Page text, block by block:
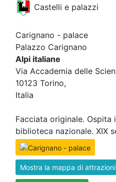
Castelli e palazzi
Carignano - palace
Palazzo Carignano
Alpi italiane
Via Accademia delle
10123 Torino,
Italia
Facciata originale. Ospita
biblioteca nazionale. XIX
Mostra la mappa di